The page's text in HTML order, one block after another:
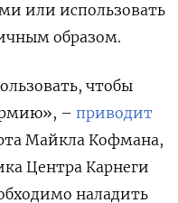
или использовать
образом.
чтобы
– приводит
Майкла Кофмана,
Центра Карнеги
наладить